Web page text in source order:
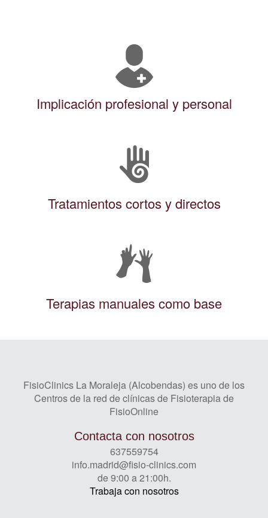
Implicación profesional y personal
Tratamientos cortos y directos
Terapias manuales como base
FisioClinics La Moraleja (Alcobendas) es uno de los
Centros de la red de clínicas de Fisioterapia de
FisioOnline
Contacta con nosotros
637559754
info.madrid@fisio-clinics.com
de 9:00 a 21:00h.
Trabaja con nosotros